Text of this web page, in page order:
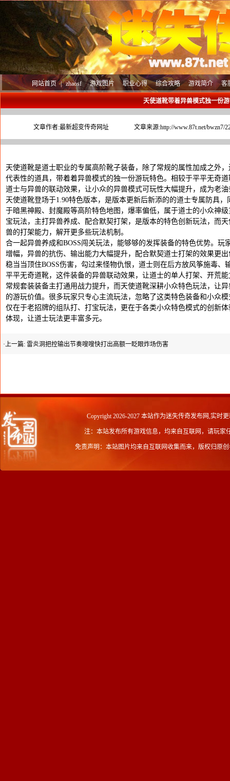
客
游戏简介
综合攻略
职业心得
游戏图片
zhaosf
网站首页 |
天使道靴带着异兽模式独一份
文章作者:最新超变传奇网址 文章来源:http://www.87t.net/bwzn7/
天使道靴是道士职业的专属高阶靴子装备，除了常规的属性加成之外
代表性的道具，带着着异兽模式的独一份游玩特色。相较于平平无奇
道士与异兽的联动效果，让小众的异兽模式可玩性大幅提升，成为老
天使道靴登场于1.90特色版本，是版本更新后新添的的道士专属防具
于暗黑神殿、封魔殿等高阶特色地图，爆率偏低，属于道士的小众神
宝玩法，主打异兽养成、配合默契打架，是版本的特色创新玩法，而
兽的打架能力，解开更多些玩法机制。
合一起异兽养成和BOSS闯关玩法，能够够的发挥装备的特色优势。
增幅，异兽的抗伤、输出能力大幅提升，配合默契道士打架的效果更
稳当当顶住BOSS伤害，勾过来怪物仇恨，道士则在后方放风筝施毒、
平平无奇道靴，这件装备的异兽联动效果，让道士的单人打架、开荒
常规套装装备主打通用战力提升，而天使道靴深耕小众特色玩法，让
的游玩价值。很多玩家只专心主流玩法，忽略了这类特色装备和小众
仅在于老招牌的组队打、打宝玩法，更在于各类小众特色模式的创新
体现，让道士玩法更丰富多元。
·上一篇: 雷炎洞把控输出节奏嗖嗖快打出高额一眨眼炸场伤害
Copyright 2026-2027 本站作为迷失传奇发布网,实时
注：本站发布所有游戏信息，均来自互联网，请玩
免责声明：本站图片均来自互联网收集而来，版权归原